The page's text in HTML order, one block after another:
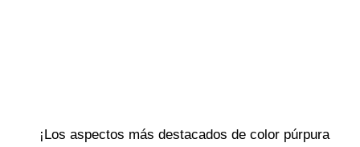
¡Los aspectos más destacados de color púrpura